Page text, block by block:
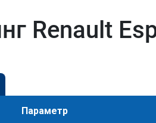
Renault
Параметр